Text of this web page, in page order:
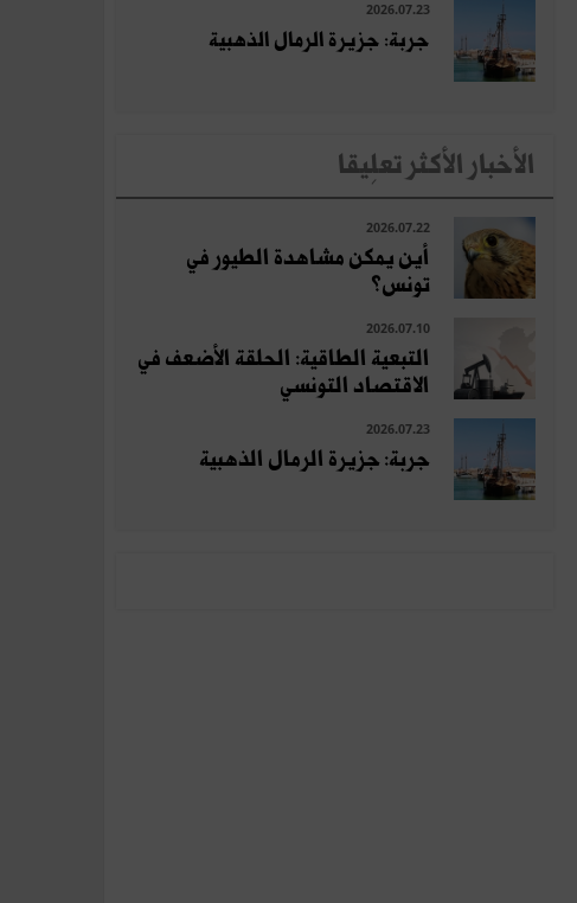
2026.07.23
جربة: جزيرة الرمال الذهبية
الأخبار الأكثر تعلِيقا
2026.07.22
أين يمكن مشاهدة الطيور في
تونس؟
2026.07.10
التبعية الطاقية: الحلقة الأضعف في
الاقتصاد التونسي
2026.07.23
جربة: جزيرة الرمال الذهبية